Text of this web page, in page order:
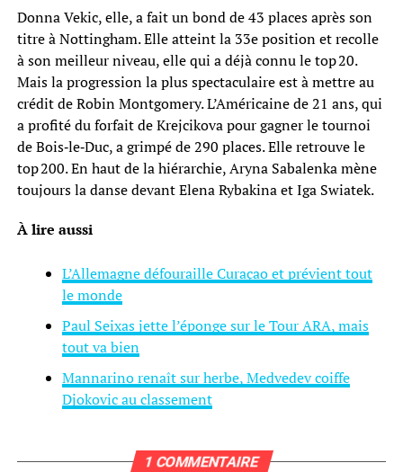
Donna Vekic, elle, a fait un bond de 43 places après son
titre à Nottingham. Elle atteint la 33e position et recolle
à son meilleur niveau, elle qui a déjà connu le top 20.
Mais la progression la plus spectaculaire est à mettre au
crédit de Robin Montgomery. L’Américaine de 21 ans, qui
a profité du forfait de Krejcikova pour gagner le tournoi
de Bois‑le‑Duc, a grimpé de 290 places. Elle retrouve le
top 200. En haut de la hiérarchie, Aryna Sabalenka mène
toujours la danse devant Elena Rybakina et Iga Swiatek.
À lire aussi
L’Allemagne défouraille Curaçao et prévient tout
le monde
Paul Seixas jette l’éponge sur le Tour ARA, mais
tout va bien
Mannarino renaît sur herbe, Medvedev coiffe
Djokovic au classement
1 COMMENTAIRE